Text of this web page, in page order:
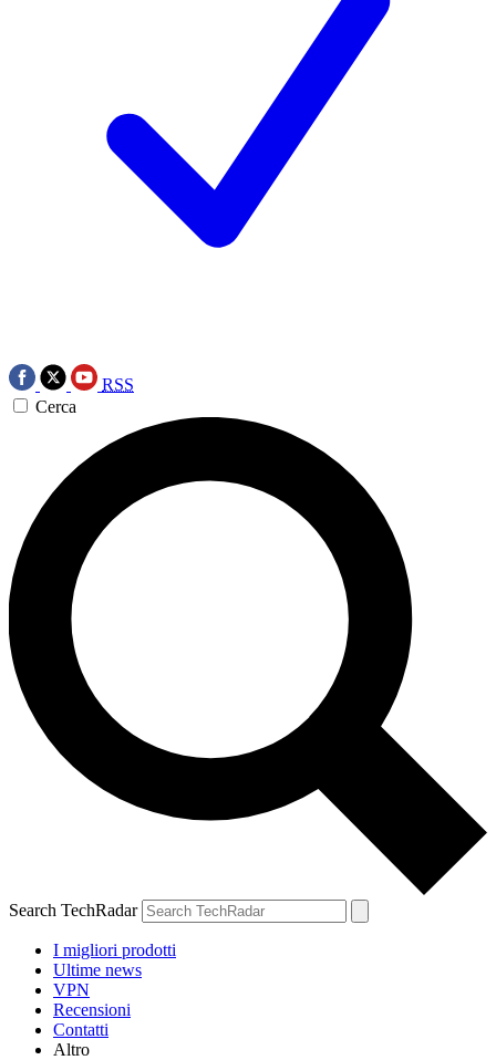
RSS
Cerca
Search TechRadar
I migliori prodotti
Ultime news
VPN
Recensioni
Contatti
Altro